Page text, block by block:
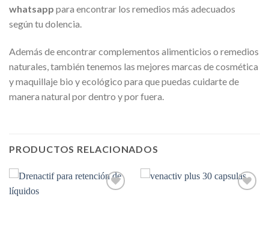
whatsapp para encontrar los remedios más adecuados
según tu dolencia.
Además de encontrar complementos alimenticios o remedios
naturales, también tenemos las mejores marcas de cosmética
y maquillaje bio y ecológico para que puedas cuidarte de
manera natural por dentro y por fuera.
PRODUCTOS RELACIONADOS